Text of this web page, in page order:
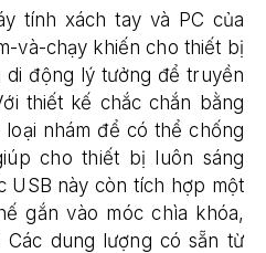
tính xách tay và PC của
và-chạy khiến cho thiết bị
động lý tưởng để truyền
thiết kế chắc chắn bằng
nhám để có thể chống
cho thiết bị luôn sáng
USB này còn tích hợp một
gắn vào móc chìa khóa,
Các dung lượng có sẵn từ